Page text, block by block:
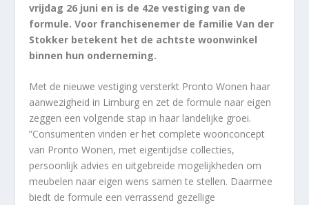
vrijdag 26 juni en is de 42e vestiging van de
formule. Voor franchisenemer de familie Van der
Stokker betekent het de achtste woonwinkel
binnen hun onderneming.
Met de nieuwe vestiging versterkt Pronto Wonen haar
aanwezigheid in Limburg en zet de formule naar eigen
zeggen een volgende stap in haar landelijke groei.
”Consumenten vinden er het complete woonconcept
van Pronto Wonen, met eigentijdse collecties,
persoonlijk advies en uitgebreide mogelijkheden om
meubelen naar eigen wens samen te stellen. Daarmee
biedt de formule een verrassend gezellige